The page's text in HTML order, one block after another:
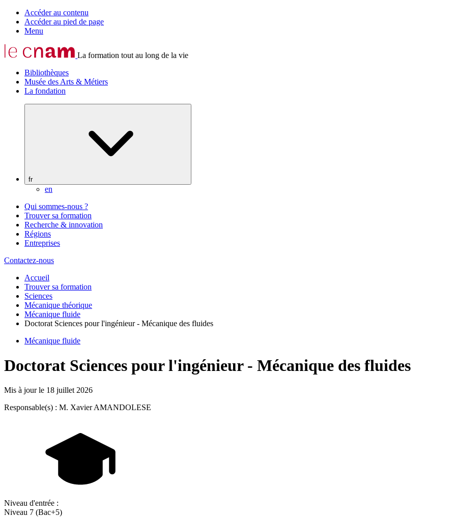
Accéder au contenu
Accéder au pied de page
Menu
La formation tout au long de la vie
Bibliothèques
Musée des Arts & Métiers
La fondation
fr
en
Qui sommes-nous ?
Trouver sa formation
Recherche & innovation
Régions
Entreprises
Contactez-nous
Accueil
Trouver sa formation
Sciences
Mécanique théorique
Mécanique fluide
Doctorat Sciences pour l'ingénieur - Mécanique des fluides
Mécanique fluide
Doctorat Sciences pour l'ingénieur - Mécanique des fluides
Mis à jour le 18 juillet 2026
Responsable(s) : M. Xavier AMANDOLESE
Niveau d'entrée :
Niveau 7 (Bac+5)